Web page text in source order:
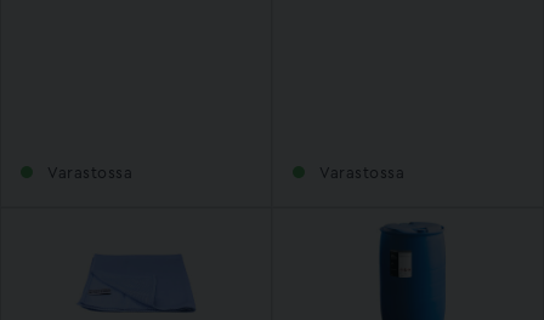
Varastossa Varastossa